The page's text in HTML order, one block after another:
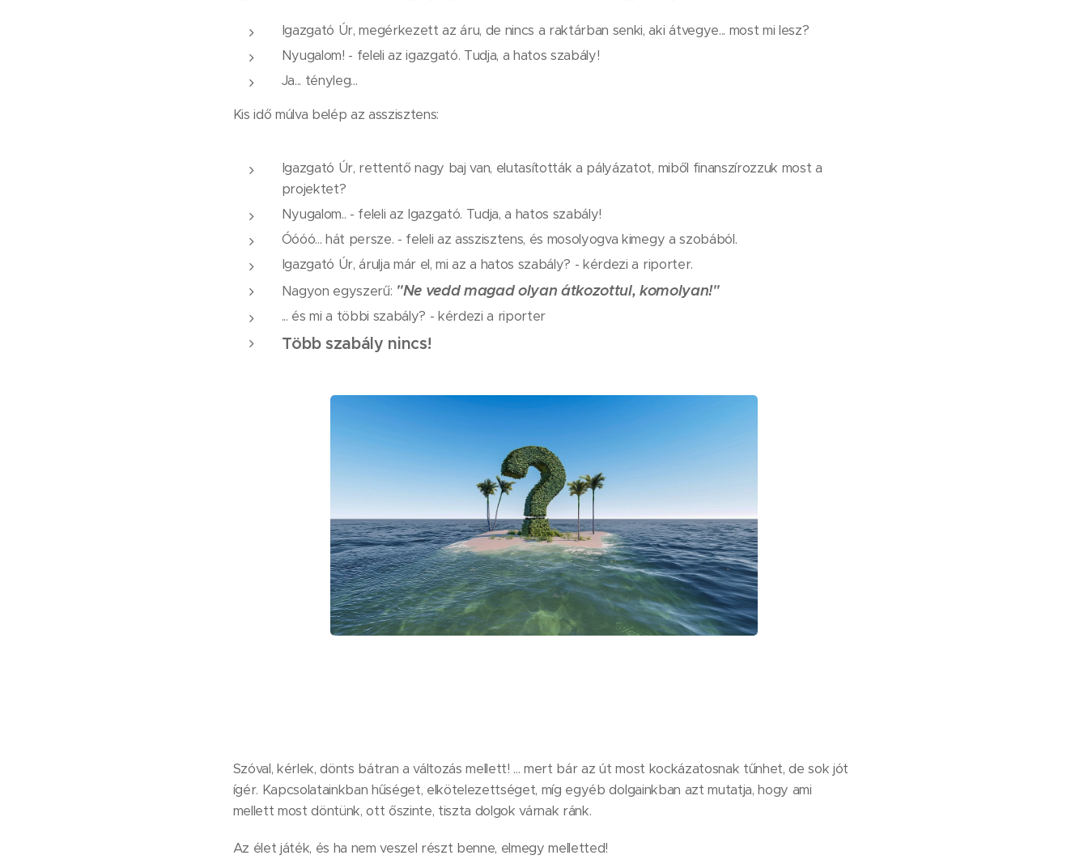
Igazgató Úr, megérkezett az áru, de nincs a raktárban senki, aki átvegye... most mi lesz?
Nyugalom! - feleli az igazgató. Tudja, a hatos szabály!
Ja... tényleg...
Kis idő múlva belép az asszisztens:
Igazgató Úr, rettentő nagy baj van, elutasították a pályázatot, miből finanszírozzuk most a
projektet?
Nyugalom.. - feleli az Igazgató. Tudja, a hatos szabály!
Óóóó... hát persze. - feleli az asszisztens, és mosolyogva kimegy a szobából.
Igazgató Úr, árulja már el, mi az a hatos szabály? - kérdezi a riporter.
Nagyon egyszerű: "Ne vedd magad olyan átkozottul, komolyan!"
... és mi a többi szabály? - kérdezi a riporter
Több szabály nincs!
Szóval, kérlek, dönts bátran a változás mellett! ... mert bár az út most kockázatosnak tűnhet, de sok jót
ígér. Kapcsolatainkban hűséget, elkötelezettséget, míg egyéb dolgainkban azt mutatja, hogy ami
mellett most döntünk, ott őszinte, tiszta dolgok várnak ránk.
Az élet játék, és ha nem veszel részt benne, elmegy melletted!